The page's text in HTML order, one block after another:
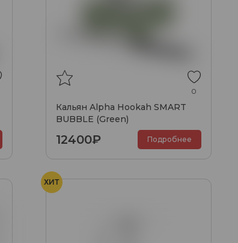
0
Кальян Alpha Hookah SMART
BUBBLE (Green)
12400₽ Подробнее
ХИТ